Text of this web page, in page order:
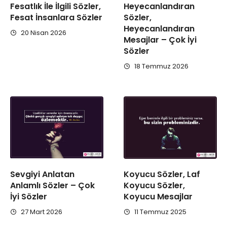
Fesatlık İle İlgili Sözler,
Fesat İnsanlara Sözler
20 Nisan 2026
Heyecanlandıran
Sözler,
Heyecanlandıran
Mesajlar – Çok İyi
Sözler
18 Temmuz 2026
Sevgiyi Anlatan
Anlamlı Sözler – Çok
İyi Sözler
27 Mart 2026
Koyucu Sözler, Laf
Koyucu Sözler,
Koyucu Mesajlar
11 Temmuz 2025